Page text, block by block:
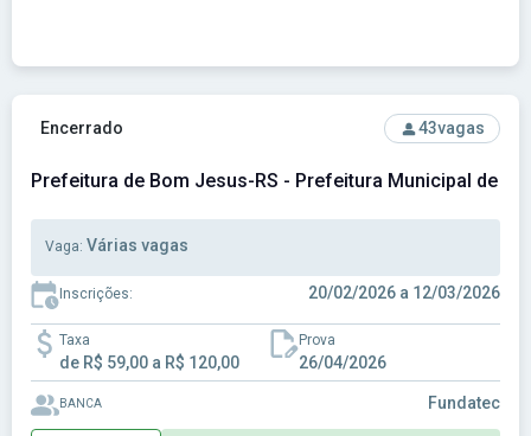
Ver concurso: Prefeitura de Bom Jesus-RS - Prefeitura
Encerrado 43vagas
Prefeitura de Bom Jesus-RS - Prefeitura Municipal de
Vaga: Várias vagas
Inscrições: 20/02/2026 a 12/03/2026
Taxa
de R$ 59,00 a R$ 120,00
Prova
26/04/2026
BANCA Fundatec